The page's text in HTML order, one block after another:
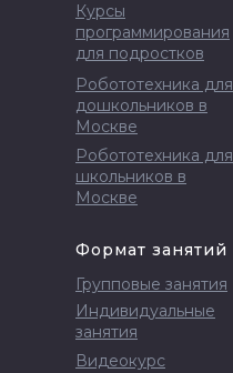
Курсы
программирования
для подростков
Робототехника для
дошкольников в
Москве
Робототехника для
школьников в
Москве
Формат занятий
Групповые занятия
Индивидуальные
занятия
Видеокурс